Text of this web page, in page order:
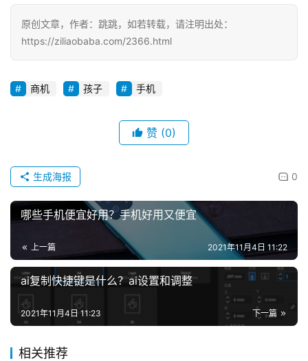
日
好
诗
原创文章，作者：跳跳，如若转载，请注明出处：
https://ziliaobaba.com/2366.html
商机 孩子 手机
赞 (0)
0
生成海报
哪些手机便宜好用？手机好用又便宜
上一篇 2021年11月4日 11:22
ai复制快捷键是什么？ai设置和调整
下一篇
2021年11月4日 11:23
相关推荐